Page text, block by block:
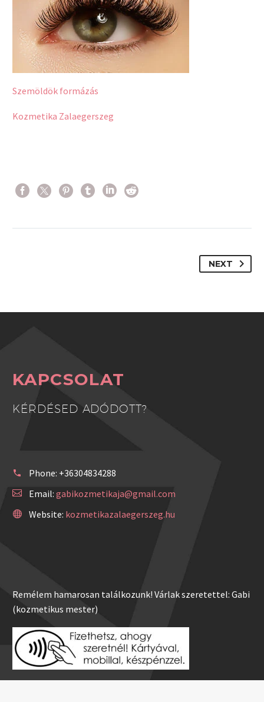
Szemöldök formázás
Kozmetika Zalaegerszeg
NEXT
KAPCSOLAT
KÉRDÉSED ADÓDOTT?
Phone: +36304834288
Email: gabikozmetikaja@gmail.com
Website: kozmetikazalaegerszeg.hu
Remélem hamarosan találkozunk! Várlak szeretettel: Gabi
(kozmetikus mester)